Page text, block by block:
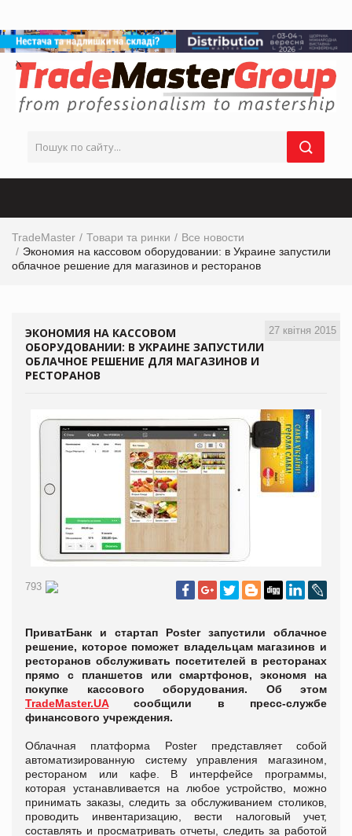
TradeMaster Товари та ринки
Все новости
Экономия на кассовом оборудовании: в Украине запустили
облачное решение для магазинов и ресторанов
27 квітня 2015
ЭКОНОМИЯ НА КАССОВОМ
ОБОРУДОВАНИИ: В УКРАИНЕ ЗАПУСТИЛИ
ОБЛАЧНОЕ РЕШЕНИЕ ДЛЯ МАГАЗИНОВ И
РЕСТОРАНОВ
793
ПриватБанк и стартап Poster запустили облачное
решение, которое поможет владельцам магазинов и
ресторанов обслуживать посетителей в ресторанах
прямо с планшетов или смартфонов, экономя на
покупке кассового оборудования. Об этом
TradeMaster.UAсообщили в пресс-службе
финансового учреждения.
Облачная платформа Poster представляет собой
автоматизированную систему управления магазином,
рестораном или кафе. В интерфейсе программы,
которая устанавливается на любое устройство, можно
принимать заказы, следить за обслуживанием столиков,
проводить инвентаризацию, вести налоговый учет,
составлять и просматривать отчеты, следить за работой